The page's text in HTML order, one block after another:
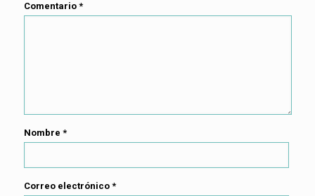
Comentario *
Nombre *
Correo electrónico *